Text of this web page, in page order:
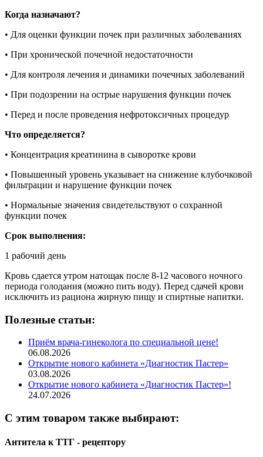
Когда назначают?
• Для оценки функции почек при различных заболеваниях
• При хронической почечной недостаточности
• Для контроля лечения и динамики почечных заболеваний
• При подозрении на острые нарушения функции почек
• Перед и после проведения нефротоксичных процедур
Что определяется?
• Концентрация креатинина в сыворотке крови
• Повышенный уровень указывает на снижение клубочковой
фильтрации и нарушение функции почек
• Нормальные значения свидетельствуют о сохранной
функции почек
Срок выполнения:
1 рабочий день
Кровь сдается утром натощак после 8-12 часового ночного
периода голодания (можно пить воду). Перед сдачей крови
исключить из рациона жирную пищу и спиртные напитки.
Полезные статьи:
Приём врача-гинеколога по специальной цене!
06.08.2026
Открытие нового кабинета «Диагностик Пастер»
03.08.2026
Открытие нового кабинета «Диагностик Пастер»!
24.07.2026
С этим товаром также выбирают:
Антитела к ТТГ - рецептору